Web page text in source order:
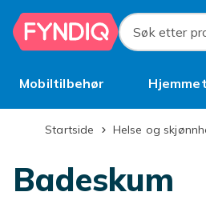
Hopp til hovedinnhold
Søk etter
Mobiltilbehør Hjemmet
BruktStartside Helse og
Badeskum